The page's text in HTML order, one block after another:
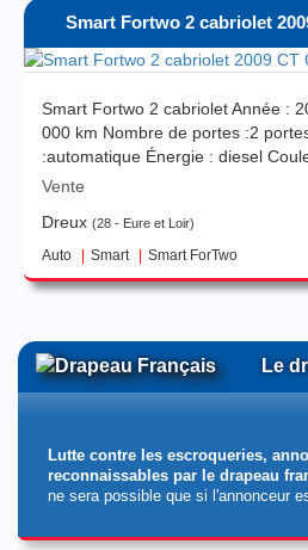
Smart Fortwo 2 cabriolet
Smart Fortwo 2 cabriolet Année :
000 km Nombre de portes :2
:automatique Énergie : diesel
Couleur extérieure : gris metal
Vente
Dreux
28 - Eure et Loir
Auto Smart Smart ForTwo
Le
Lutte contre les escroqueries,
reconnaissables par le drapeau
ne sera possible que si l'annonceur